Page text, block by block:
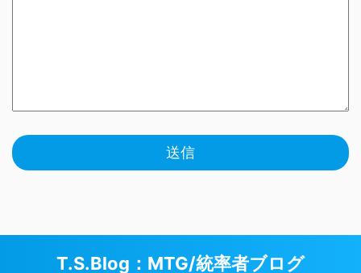
T.S.Blog：MTG/統率者ブログ